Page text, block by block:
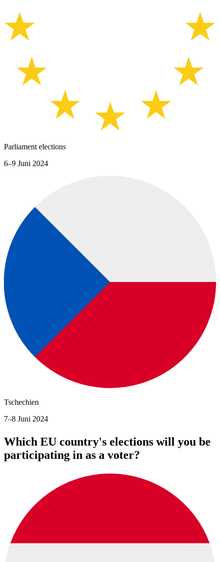
Parliament elections
6–9 Juni 2024
Tschechien
7–8 Juni 2024
Which EU country's elections will you be
participating in as a voter?